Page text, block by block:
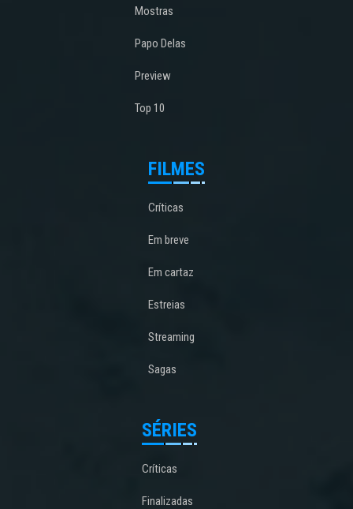
Mostras
Papo Delas
Preview
Top 10
FILMES
Críticas
Em breve
Em cartaz
Estreias
Streaming
Sagas
SÉRIES
Críticas
Finalizadas